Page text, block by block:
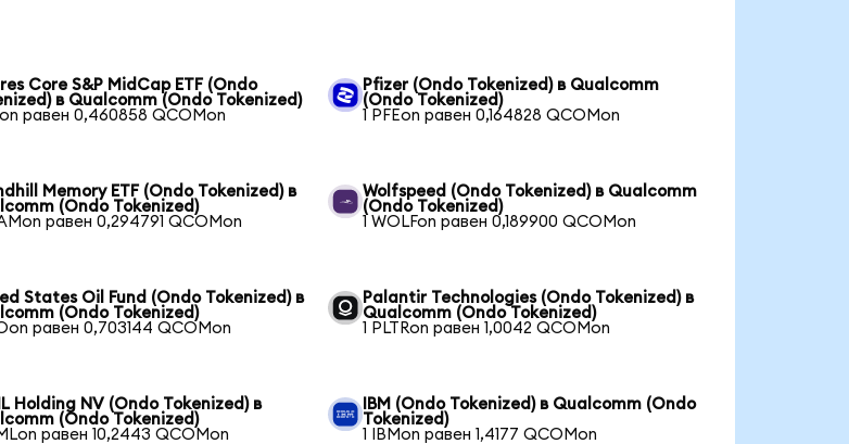
Core S&P MidCap ETF (Ondo
в Qualcomm (Ondo Tokenized)
равен 0,460858 QCOMon
Pfizer (Ondo Tokenized) в Qualcomm
(Ondo Tokenized)
1 PFEon равен 0,164828 QCOMon
Memory ETF (Ondo Tokenized) в
(Ondo Tokenized)
равен 0,294791 QCOMon
Wolfspeed (Ondo Tokenized) в Qualcomm
(Ondo Tokenized)
1 WOLFon равен 0,189900 QCOMon
States Oil Fund (Ondo Tokenized) в
(Ondo Tokenized)
равен 0,703144 QCOMon
Palantir Technologies (Ondo Tokenized) в
Qualcomm (Ondo Tokenized)
1 PLTRon равен 1,0042 QCOMon
Holding NV (Ondo Tokenized) в
(Ondo Tokenized)
равен 10,2443 QCOMon
IBM (Ondo Tokenized) в Qualcomm (Ondo
Tokenized)
1 IBMon равен 1,4177 QCOMon